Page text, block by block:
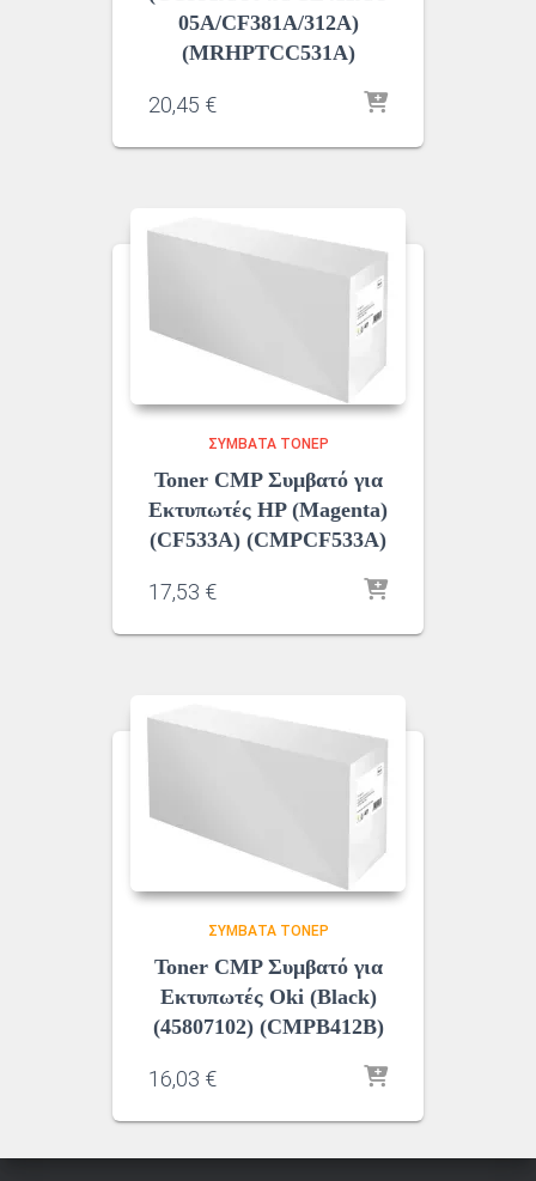
05A/CF381A/312A)
(MRHPTCC531A)
20,45 €
ΣΥΜΒΑΤΆ ΤΌΝΕΡ
Toner CMP Συμβατό για
Εκτυπωτές HP (Magenta)
(CF533A) (CMPCF533A)
17,53 €
ΣΥΜΒΑΤΆ ΤΌΝΕΡ
Toner CMP Συμβατό για
Εκτυπωτές Oki (Black)
(45807102) (CMPB412B)
16,03 €